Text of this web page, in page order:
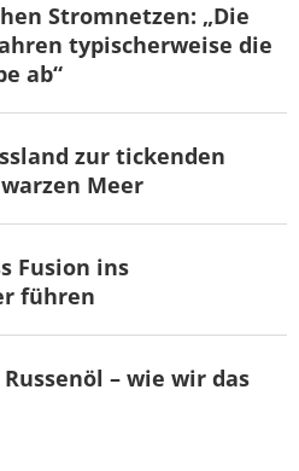
Stromnetzen: „Die
typischerweise die
ab“
zur tickenden
Meer
Fusion ins
führen
– wie wir das